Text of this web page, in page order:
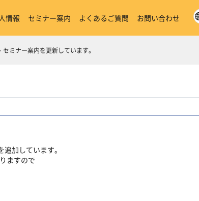
情報 セミナー案内 よくあるご質問 お問い合わせ
セミナー案内を更新しています。
加しています。
ますので